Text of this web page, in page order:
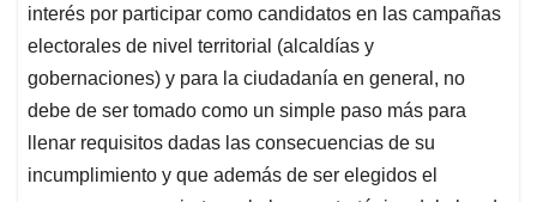
interés por participar como candidatos en las campañas
electorales de nivel territorial (alcaldías y
gobernaciones) y para la ciudadanía en general, no
debe de ser tomado como un simple paso más para
llenar requisitos dadas las consecuencias de su
incumplimiento y que además de ser elegidos el